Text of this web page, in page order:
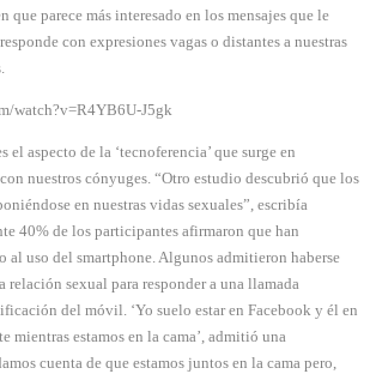
que parece más interesado en los mensajes que le
con expresiones vagas o distantes a nuestras
watch?v=R4YB6U-J5gk
el aspecto de la ‘tecnoferencia’ que surge en
nuestros cónyuges. “Otro estudio descubrió que los
en nuestras vidas sexuales”, escribía
40% de los participantes afirmaron que han
al uso del smartphone. Algunos admitieron haberse
relación sexual para responder a una llamada
del móvil. ‘Yo suelo estar en Facebook y él en
mientras estamos en la cama’, admitió una
cuenta de que estamos juntos en la cama pero,